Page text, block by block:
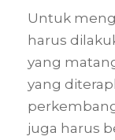
Untuk
harus
yang
yang
juga harus